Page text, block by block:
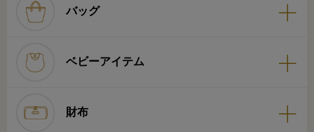
バッグ
ベビーアイテム
財布